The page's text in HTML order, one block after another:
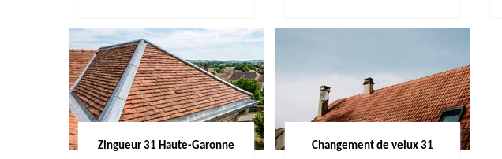
Zingueur 31 Haute-Garonne Changement de velux 31